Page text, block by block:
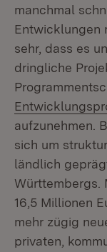
manchmal
Entwicklungen
sehr, dass es
dringliche
aufzunehmen.
sich um
ländlich
Württembergs.
16,5 Millionen
mehr zügig
privaten,